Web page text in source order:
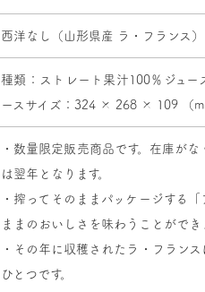
西洋なし（山形県産 ラ・フランス）
種類：ストレート果汁100％ジュ
ースサイズ：324 × 268 × 109 （
・数量限定販売商品です。在庫が
は翌年となります。
・搾ってそのままパッケージする
ままのおいしさを味わうことができ
・その年に収穫されたラ・フラン
ひとつです。